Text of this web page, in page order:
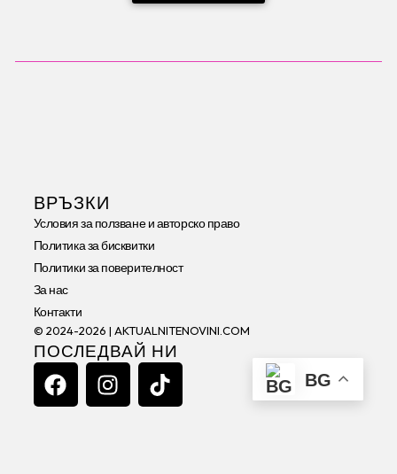
ВРЪЗКИ
Условия за ползване и авторско право
Политика за бисквитки
Политики за поверителност
За нас
Контакти
© 2024-2026 | AKTUALNITENOVINI.COM
ПОСЛЕДВАЙ НИ
F
A
I
N
T
I
BG